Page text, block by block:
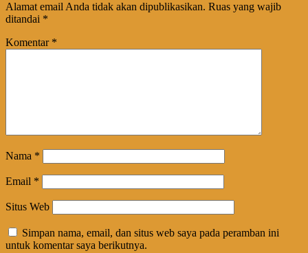
Alamat email Anda tidak akan dipublikasikan. Ruas yang wajib
ditandai *
Komentar *
Nama *
Email *
Situs Web
Simpan nama, email, dan situs web saya pada peramban ini
untuk komentar saya berikutnya.